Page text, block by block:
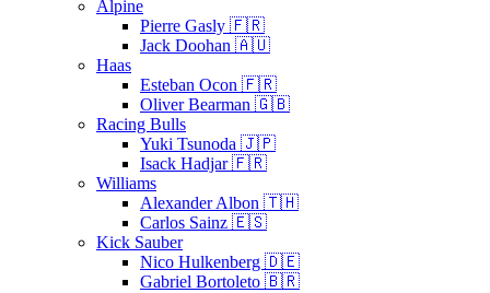
Alpine
Pierre Gasly 🇫🇷
Jack Doohan 🇦🇺
Haas
Esteban Ocon 🇫🇷
Oliver Bearman 🇬🇧
Racing Bulls
Yuki Tsunoda 🇯🇵
Isack Hadjar 🇫🇷
Williams
Alexander Albon 🇹🇭
Carlos Sainz 🇪🇸
Kick Sauber
Nico Hulkenberg 🇩🇪
Gabriel Bortoleto 🇧🇷